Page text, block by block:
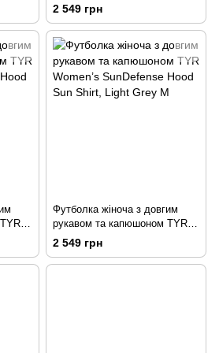
Shirt,
Women’s SunDefense Hood
Sun Shirt, Light Grey XL
2 549 грн
Футболка жіноча з довгим
рукавом та капюшоном TYR
Women’s SunDefense Hood
Sun Shirt, Light Grey M
2 549 грн